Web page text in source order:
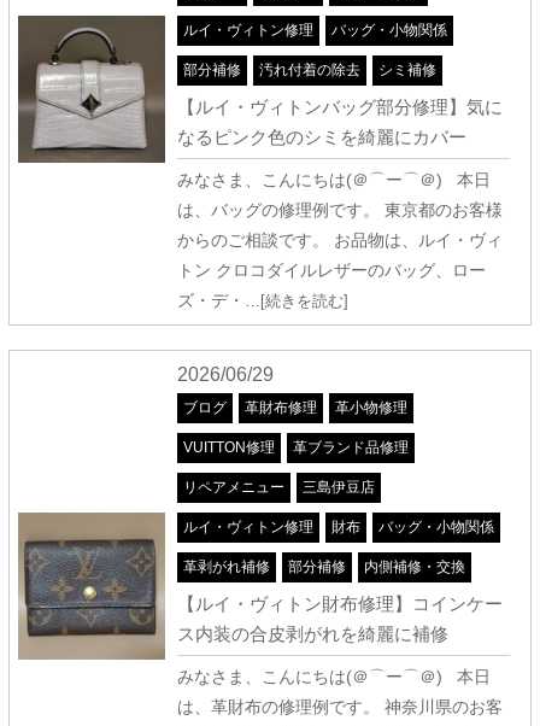
ルイ・ヴィトン修理 バッグ・小物関係
部分補修 汚れ付着の除去 シミ補修
【ルイ・ヴィトンバッグ部分修理】気に
なるピンク色のシミを綺麗にカバー
みなさま、こんにちは(＠⌒ー⌒＠) 本日
は、バッグの修理例です。 東京都のお客様
からのご相談です。 お品物は、ルイ・ヴィ
トン クロコダイルレザーのバッグ、ロー
ズ・デ・ …[続きを読む]
2026/06/29
ブログ 革財布修理 革小物修理
VUITTON修理 革ブランド品修理
リペアメニュー 三島伊豆店
ルイ・ヴィトン修理 財布 バッグ・小物関係
革剥がれ補修 部分補修 内側補修・交換
【ルイ・ヴィトン財布修理】コインケー
ス内装の合皮剥がれを綺麗に補修
みなさま、こんにちは(＠⌒ー⌒＠) 本日
は、革財布の修理例です。 神奈川県のお客